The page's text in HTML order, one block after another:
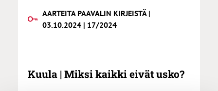
AARTEITA PAAVALIN KIRJEISTÄ |
03.10.2024 | 17/2024
Kuula | Miksi kaikki eivät usko?